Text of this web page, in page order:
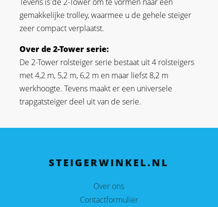
gemakkelijke trolley, waarmee u de gehele steiger
zeer compact verplaatst.
Over de 2-Tower serie:
De 2-Tower rolsteiger serie bestaat uit 4 rolsteigers
met 4,2 m, 5,2 m, 6,2 m en maar liefst 8,2 m
werkhoogte. Tevens maakt er een universele
trapgatsteiger deel uit van de serie.
STEIGERWINKEL.NL
Over ons
Contactformulier